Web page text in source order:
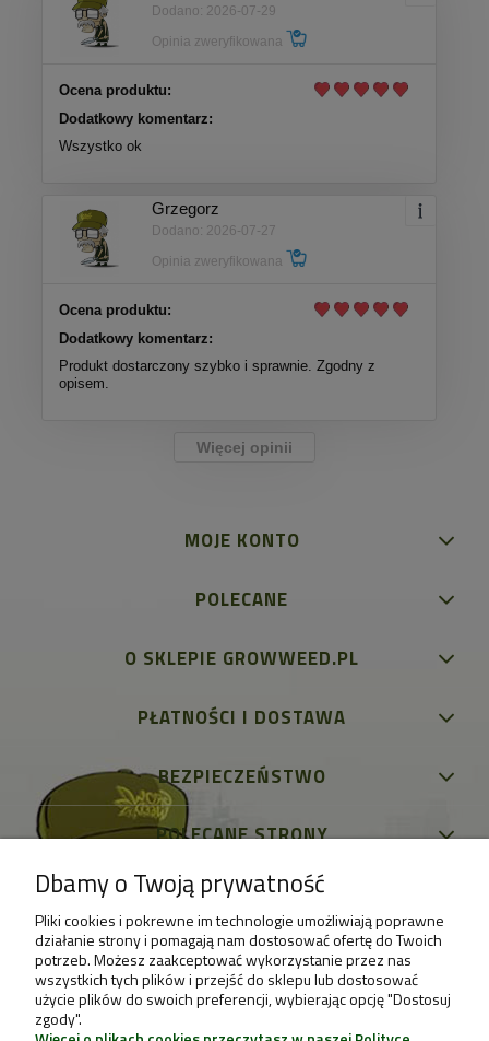
Dodano: 2026-07-29
Opinia zweryfikowana
Ocena produktu:
Dodatkowy komentarz:
Wszystko ok
Grzegorz
Dodano: 2026-07-27
Opinia zweryfikowana
Ocena produktu:
Dodatkowy komentarz:
Produkt dostarczony szybko i sprawnie. Zgodny z
opisem.
Więcej opinii
MOJE KONTO
POLECANE
O SKLEPIE GROWWEED.PL
PŁATNOŚCI I DOSTAWA
BEZPIECZEŃSTWO
POLECANE STRONY
Dbamy o Twoją prywatność
Pliki cookies i pokrewne im technologie umożliwiają poprawne
działanie strony i pomagają nam dostosować ofertę do Twoich
potrzeb. Możesz zaakceptować wykorzystanie przez nas
wszystkich tych plików i przejść do sklepu lub dostosować
użycie plików do swoich preferencji, wybierając opcję "Dostosuj
zgody".